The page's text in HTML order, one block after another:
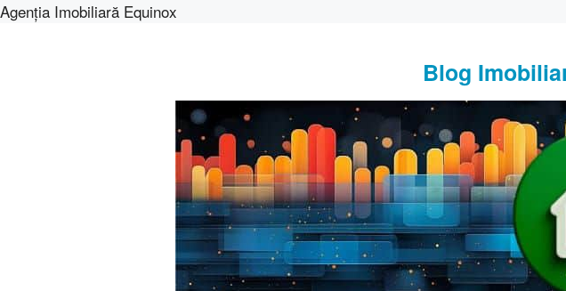
Agenția Imobiliară Equinox
Blog